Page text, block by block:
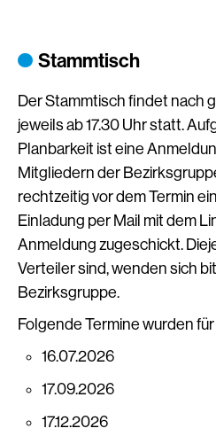
Stammtisch
Der Stammtisch findet nach
jeweils ab 17.30 Uhr statt.
Planbarkeit ist eine
Mitgliedern der
rechtzeitig vor dem Termin
Einladung per Mail mit dem
Anmeldung zugeschickt.
Verteiler sind, wenden sich
Bezirksgruppe.
Folgende Termine wurden
16.07.2026
17.09.2026
17.12.2026